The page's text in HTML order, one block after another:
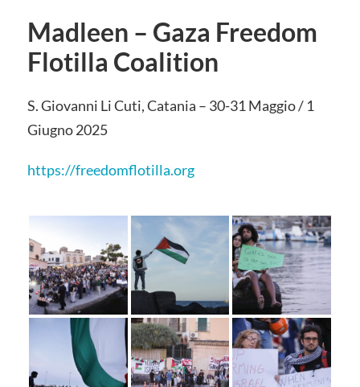
Madleen – Gaza Freedom
Flotilla Coalition
S. Giovanni Li Cuti, Catania – 30-31 Maggio / 1
Giugno 2025
https://freedomflotilla.org